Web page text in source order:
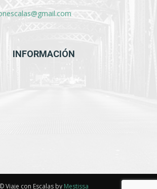
INFORMACIÓN
© Viaje con Escalas by Mestissa